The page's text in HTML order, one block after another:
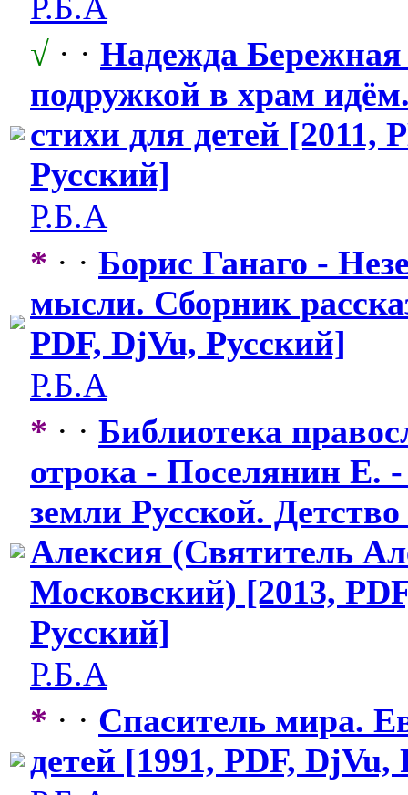
√ · · Надежда
подружкой в храм
стихи для детей [2011,
Русский]
Р.Б.А
* · · Борис Ганаго -
мысли. Сборник
PDF, DjVu, Русский]
Р.Б.А
* · · Библиотека
отрока - Поселянин Е. -
земли Русской.
Алексия (Святитель
Московский) [2013,
Русский]
Р.Б.А
* · · Спаситель мира.
детей [1991, PDF, DjVu,